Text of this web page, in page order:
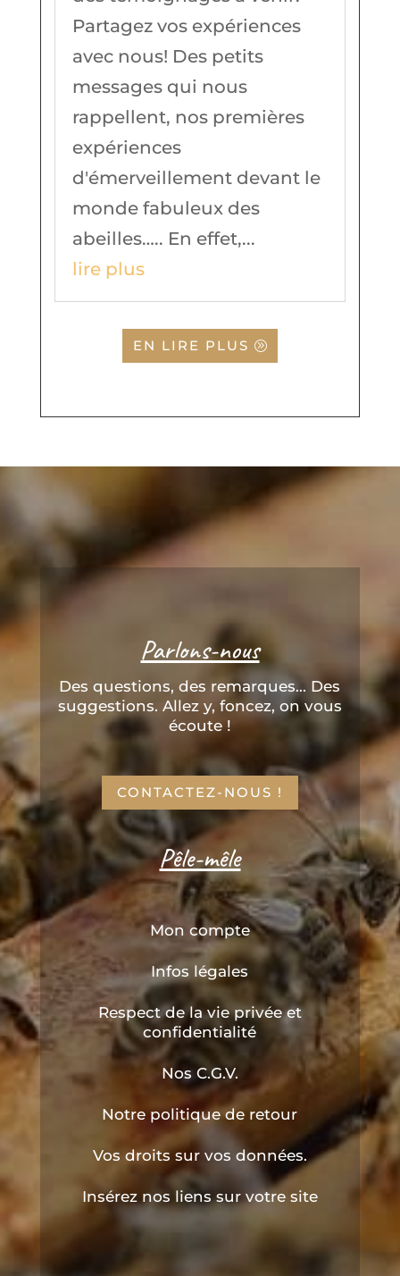
Partagez vos expériences
avec nous! Des petits
messages qui nous
rappellent, nos premières
expériences
d'émerveillement devant le
monde fabuleux des
abeilles….. En effet,...
lire plus
EN LIRE PLUS
Parlons-nous
Des questions, des remarques... Des
suggestions. Allez y, foncez, on vous
écoute !
CONTACTEZ-NOUS !
Pêle-mêle
Mon compte
Infos légales
Respect de la vie privée et
confidentialité
Nos C.G.V.
Notre politique de retour
Vos droits sur vos données.
Insérez nos liens sur votre site